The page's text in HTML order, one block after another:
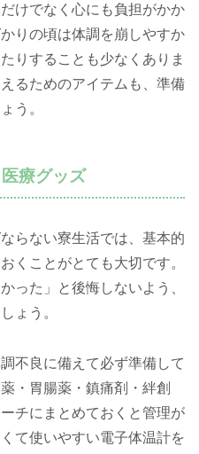
けでなく心にも負担がかか
りの頃は体調を崩しやすか
りすることも少なくありま
るためのアイテムも、準備
う。
療グッズ
らない寮生活では、基本的
くことがとても大切です。
った」と後悔しないよう、
ょう。
不良に備えて必ず準備して
・胃腸薬・鎮痛剤・絆創
チにまとめておくと管理が
て使いやすい電子体温計を